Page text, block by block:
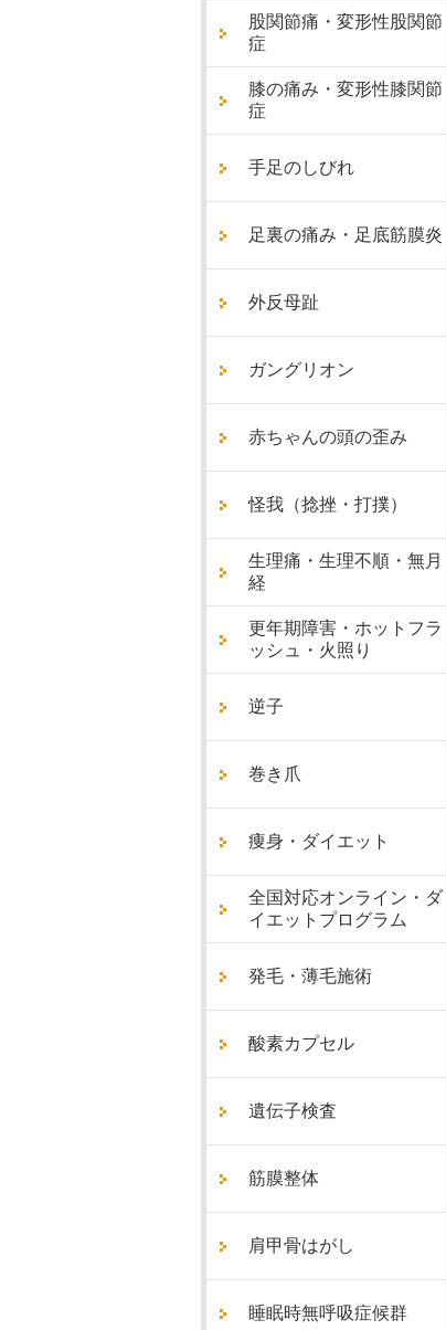
股関節痛・変形性股関節
症
膝の痛み・変形性膝関節
症
手足のしびれ
足裏の痛み・足底筋膜炎
外反母趾
ガングリオン
赤ちゃんの頭の歪み
怪我（捻挫・打撲）
生理痛・生理不順・無月
経
更年期障害・ホットフラ
ッシュ・火照り
逆子
巻き爪
痩身・ダイエット
全国対応オンライン・ダ
イエットプログラム
発毛・薄毛施術
酸素カプセル
遺伝子検査
筋膜整体
肩甲骨はがし
睡眠時無呼吸症候群